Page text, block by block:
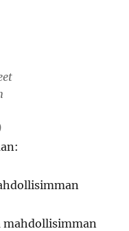
mahdollisimman